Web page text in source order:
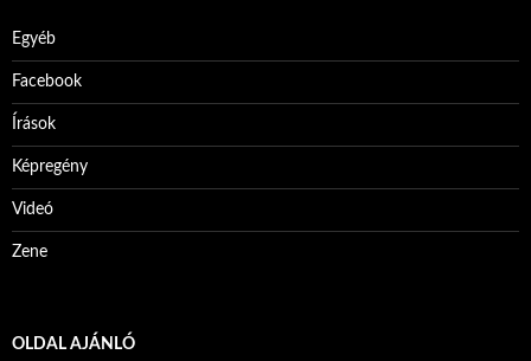
Egyéb
Facebook
Írások
Képregény
Videó
Zene
OLDAL AJÁNLÓ